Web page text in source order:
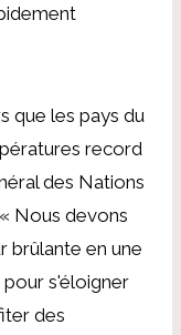
que les pays du
record
des Nations
, « Nous devons
brûlante en une
pour s'éloigner
des